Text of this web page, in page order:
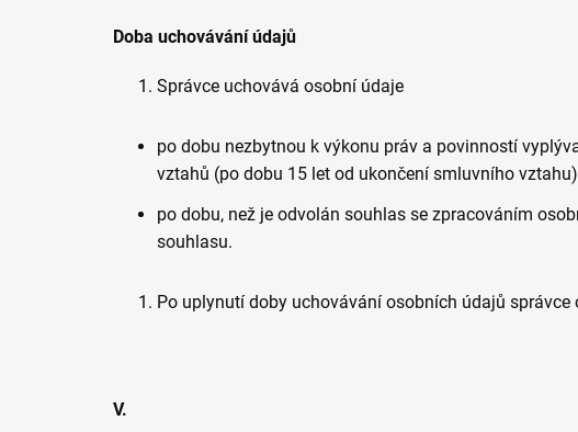
Doba uchovávání údajů
Správce uchovává osobní údaje
po dobu nezbytnou k výkonu práv a povinností
vztahů (po dobu 15 let od ukončení smluvního
po dobu, než je odvolán souhlas se zpracováním
souhlasu.
Po uplynutí doby uchovávání osobních údajů správce
V.